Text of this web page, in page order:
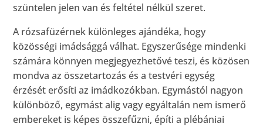
szüntelen jelen van és feltétel nélkül szeret.
A rózsafüzérnek különleges ajándéka, hogy
közösségi imádsággá válhat. Egyszerűsége mindenki
számára könnyen megjegyezhetővé teszi, és közösen
mondva az összetartozás és a testvéri egység
érzését erősíti az imádkozókban. Egymástól nagyon
különböző, egymást alig vagy egyáltalán nem ismerő
embereket is képes összefűzni, építi a plébániai